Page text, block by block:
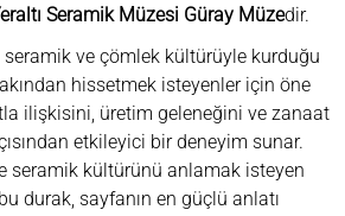
Seramik Müzesi Güray Müzedir.
seramik ve çömlek kültürüyle kurduğu
hissetmek isteyenler için öne
ilişkisini, üretim geleneğini ve zanaat
etkileyici bir deneyim sunar.
seramik kültürünü anlamak isteyen
durak, sayfanın en güçlü anlatı